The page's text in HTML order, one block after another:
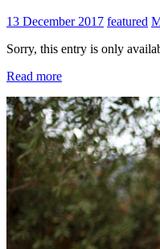
13 December 2017 featured
Sorry, this entry is only
Read more